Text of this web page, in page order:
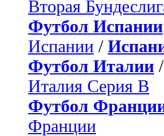
Вторая
Футбол Испании
Испании /
Футбол Италии /
Италия Серия B
Футбол
Франции